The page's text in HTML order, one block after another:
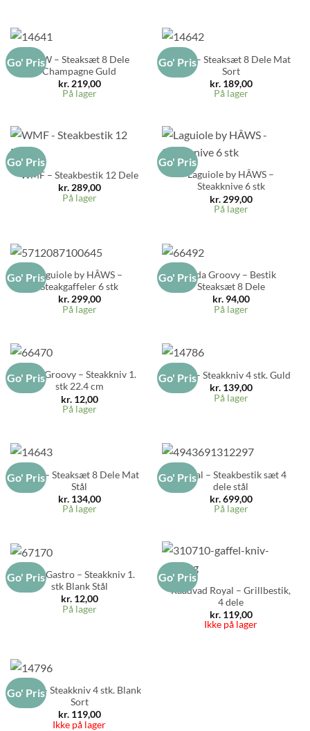
Go' PrisRAW – Steaksæt 8 Dele
Champagne Guld
kr.219,00
På lager
Go' Pris
RAW – Steaksæt 8 Dele Mat
Sort
kr.189,00
På lager
Go' Pris
WMF – Steakbestik 12 Dele
kr.289,00
På lager
Go' Pris
Laguiole by HÂWS –
Steakknive 6 stk
kr.299,00
På lager
Go' PrisLaguiole by HÂWS –
Steakgaffeler 6 stk
kr.299,00
På lager
Go' PrisAida Groovy – Bestik
Steaksæt 8 Dele
kr.94,00
På lager
Go' Pris
Aida Groovy – Steakkniv 1.
stk 22.4 cm
kr.12,00
På lager
Go' Pris
RAW – Steakkniv 4 stk. Guld
kr.139,00
På lager
Go' Pris
RAW – Steaksæt 8 Dele Mat
Stål
kr.134,00
På lager
Go' PrisGlobal – Steakbestik sæt 4
dele stål
kr.699,00
På lager
Go' PrisAida Gastro – Steakkniv 1.
stk Blank Stål
kr.12,00
På lager
Go' Pris
Raadvad Royal – Grillbestik,
4 dele
kr.119,00
Ikke på lager
Go' Pris
RAW – Steakkniv 4 stk. Blank
Sort
kr.119,00
Ikke på lager